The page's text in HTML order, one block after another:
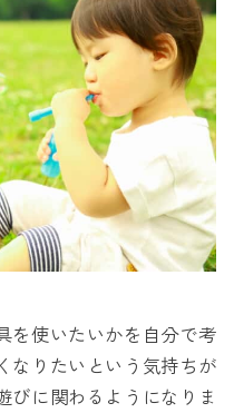
を使いたいかを自分で考
なりたいという気持ちが
びに関わるようになりま